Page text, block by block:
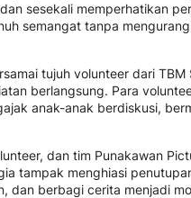
sesekali memperhatikan
semangat tanpa
tujuh volunteer dari
berlangsung. Para
anak-anak berdiskusi,
dan tim Punakawan
tampak menghiasi
dan berbagi cerita menjadi